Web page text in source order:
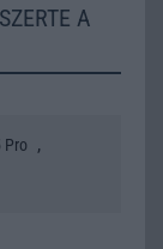
A
Pro ,